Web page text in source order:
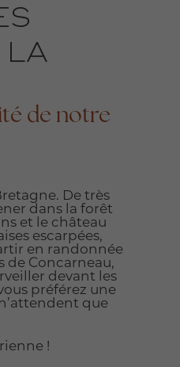
LA
de notre
De très
dans la forêt
et le château
escarpées,
en randonnée
de Concarneau,
devant les
préférez une
que
!